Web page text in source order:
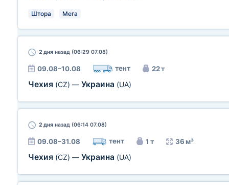
Штора Мега
2 дня назад (06:29 07.08)
09.08–10.08 тент 22 т
Чехия (CZ) — Украина (UA)
2 дня назад (06:14 07.08)
09.08–31.08 тент 1 т 36 м³
Чехия (CZ) — Украина (UA)